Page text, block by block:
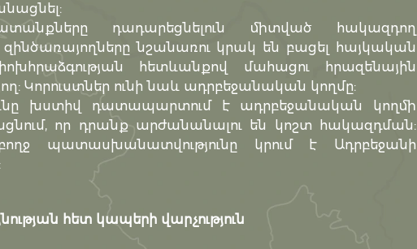
դադարեցնելուն միտված հակազդող
զինծառայողները նշանառու կրակ են բացել հայկական
հետևանքով մահացու հրազենային
Կորուստներ ունի նաև ադրբեջանական կողմը:
խստիվ դատապարտում է ադրբեջանական կողմի
որ դրանք արժանանալու են կոշտ հակազդման:
պատասխանատվությունը կրում է Ադրբեջանի
հետ կապերի վարչություն